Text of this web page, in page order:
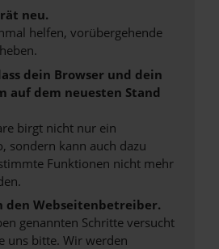
neu.
helfen, vorübergehende
dein Browser und dein
auf dem neuesten Stand
birgt nicht nur ein
sondern kann auch dazu
Funktionen nicht mehr
den Webseitenbetreiber.
genannten Schritte versucht
uns bitte. Wir werden